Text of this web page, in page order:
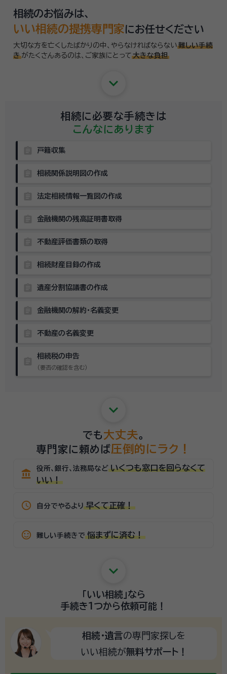
相続のお悩みは、
いい相続の提携専門家にお任せください
大切な方を亡くしたばかりの中、やらなければならない 難しい手続
き がたくさんあるのは、 ご家族にとって 大きな負担
keyboard_arrow_down
相続に必要な手続きは
こんなにあります
戸籍収集
相続関係説明図の作成
法定相続情報一覧図の作成
金融機関の残高証明書取得
不動産評価書類の取得
相続財産目録の作成
遺産分割協議書の作成
金融機関の解約・名義変更
不動産の名義変更
相続税の申告
（要否の確認を含む）
keyboard_arrow_down
でも 大丈夫。
専門家に頼めば圧倒的にラク！
account_balance 役所、銀行、法務局など いくつも窓口を回らなくて
いい！
schedule 自分でやるより 早くて正確！
sentiment_satisfied_alt 難しい手続きで 悩まずに済む！
keyboard_arrow_down
「いい相続」なら
手続き1つから依頼可能！
相続・遺言の専門家探しを
いい相続が無料サポート！